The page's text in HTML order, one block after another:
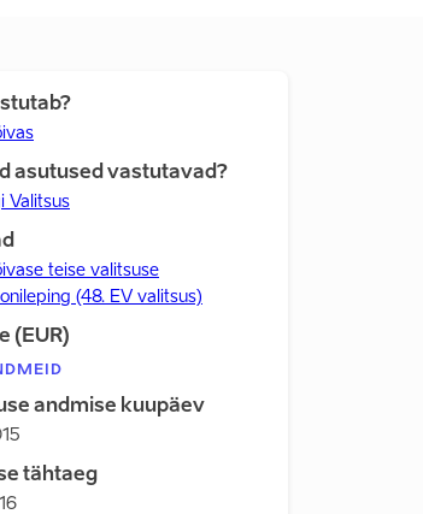
asutused vastutavad?
Valitsus
teise valitsuse
(48. EV valitsus)
(EUR)
andmise kuupäev
tähtaeg